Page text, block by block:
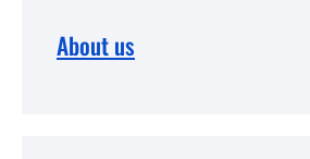
About us